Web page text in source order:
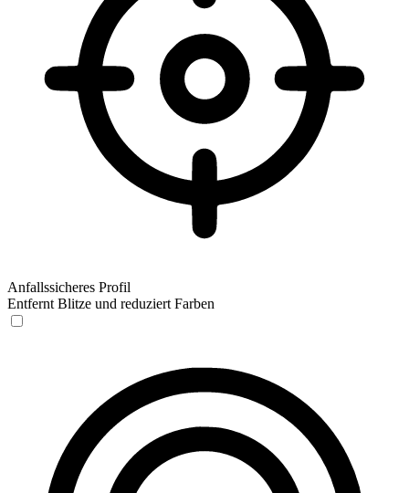
Anfallssicheres Profil
Entfernt Blitze und reduziert Farben